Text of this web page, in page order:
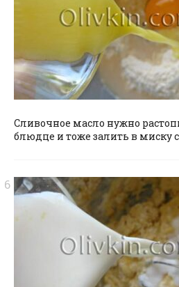
Сливочное масло нужно
блюдце и тоже залить в миску